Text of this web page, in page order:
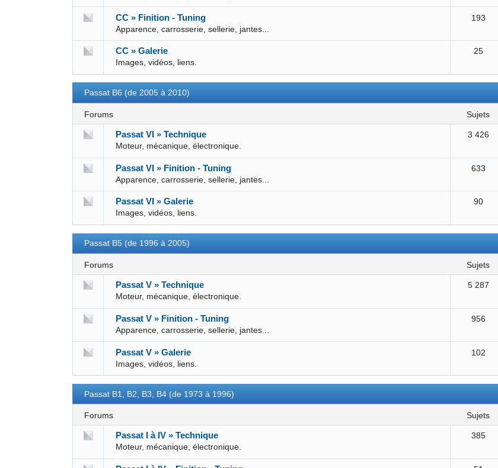
CC » Finition - Tuning
Apparence, carrosserie, sellerie, jantes...
193
CC » Galerie
Images, vidéos, liens.
25
Passat B6 (de 2005 à 2010)
Forums sujets
Passat VI » Technique
Moteur, mécanique, électronique.
3 426
Passat VI » Finition - Tuning
Apparence, carrosserie, sellerie, jantes...
633
Passat VI » Galerie
Images, vidéos, liens.
90
Passat B5 (de 1996 à 2005)
Forums sujets
Passat V » Technique
Moteur, mécanique, électronique.
5 287
Passat V » Finition - Tuning
Apparence, carrosserie, sellerie, jantes...
956
Passat V » Galerie
Images, vidéos, liens.
102
Passat B1, B2, B3, B4 (de 1973 à 1996)
Forums sujets
Passat I à IV » Technique
Moteur, mécanique, électronique.
385